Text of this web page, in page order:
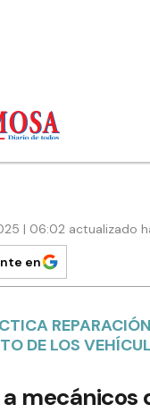
| 06:02 actualizado
en
DE LOS
mecánicos